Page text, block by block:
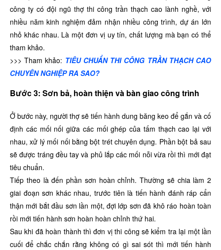
công ty có đội ngũ thợ thi công trần thạch cao lành nghề, với
nhiều năm kinh nghiệm đảm nhận nhiều công trình, dự án lớn
nhỏ khác nhau. Là một đơn vị uy tín, chất lượng mà bạn có thể
tham khảo.
>>> Tham khảo: TIÊU CHUẨN THI CÔNG TRẦN THẠCH CAO
CHUYÊN NGHIỆP RA SAO?
Bước 3: Sơn bả, hoàn thiện và bàn giao công trình
Ở bước này, người thợ sẽ tiến hành dung băng keo để gắn và cố
định các mối nối giữa các mối ghép của tấm thạch cao lại với
nhau, xử lý mối nối bằng bột trét chuyên dụng. Phần bột bả sau
sẽ được tráng đều tay và phủ lắp các mối nỗi vừa rồi thì mới đạt
tiêu chuẩn.
Tiếp theo là đến phần sơn hoàn chỉnh. Thường sẽ chia làm 2
giai đoạn sơn khác nhau, trước tiên là tiến hành đánh ráp cẩn
thận mới bắt đầu sơn lần một, đợi lớp sơn đã khô ráo hoàn toàn
rồi mới tiến hành sơn hoàn hoàn chỉnh thứ hai.
Sau khi đã hoàn thành thì đơn vị thi công sẽ kiểm tra lại một lần
cuối để chắc chắn rằng không có gì sai sót thì mới tiến hành